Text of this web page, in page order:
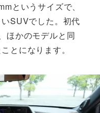
というサイズで、
SUVでした。初代
ほかのモデルと同
とになります。